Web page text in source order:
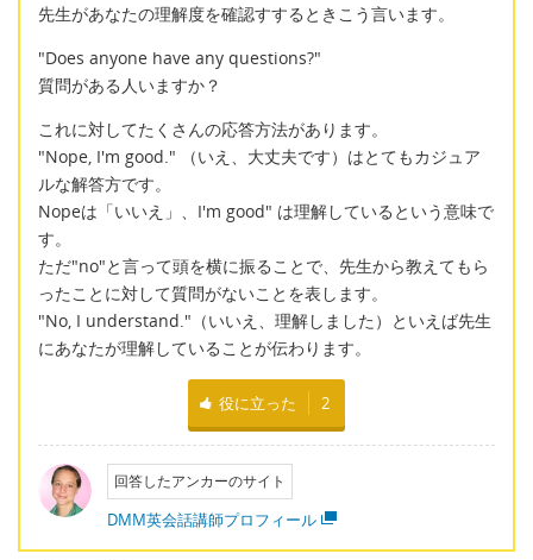
先生があなたの理解度を確認すするときこう言います。
"Does anyone have any questions?"
質問がある人いますか？
これに対してたくさんの応答方法があります。
"Nope, I'm good." （いえ、大丈夫です）はとてもカジュア
ルな解答方です。
Nopeは「いいえ」、I'm good" は理解しているという意味で
す。
ただ"no"と言って頭を横に振ることで、先生から教えてもら
ったことに対して質問がないことを表します。
"No, I understand."（いいえ、理解しました）といえば先生
にあなたが理解していることが伝わります。
役に立った 2
回答したアンカーのサイト
DMM英会話講師プロフィール